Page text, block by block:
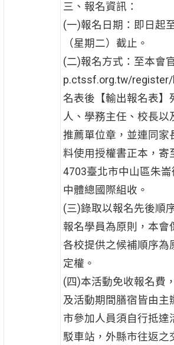
三、報名資訊：
(一)報名日期：即日起
（星期二）截止。
(二)報名方式：至本會
p.ctssf.org.tw/register/
名表後【輸出報名表】
人、學務主任、校長以
推薦單位章，並連同家
料使用授權書正本，寄
4703臺北市中山區朱
中體總國際組收。
(三)錄取以報名先後順
報名學員為原則，本會
各校提供之候補順序為
定權。
(四)本活動免收報名費
及活動期間膳宿皆由主
市參加人員須自行抵達
駁車站，外縣市往返之